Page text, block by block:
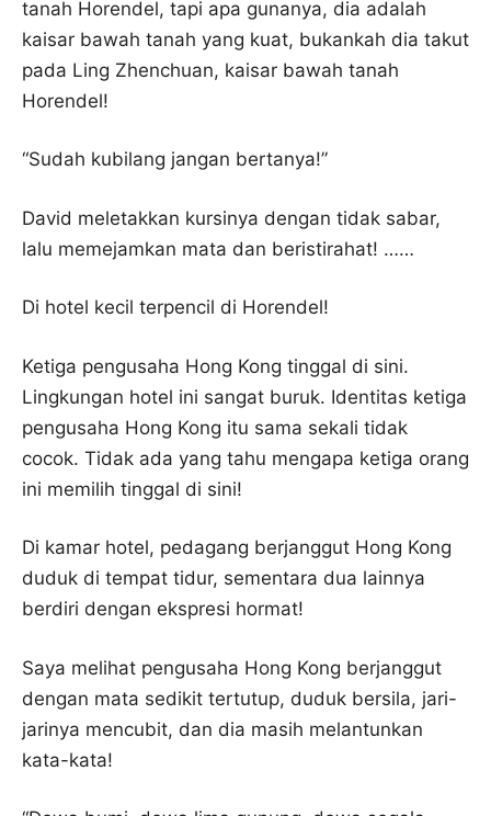
tanah Horendel, tapi apa gunanya, dia adalah
kaisar bawah tanah yang kuat, bukankah dia takut
pada Ling Zhenchuan, kaisar bawah tanah
Horendel!
“Sudah kubilang jangan bertanya!”
David meletakkan kursinya dengan tidak sabar,
lalu memejamkan mata dan beristirahat! ……
Di hotel kecil terpencil di Horendel!
Ketiga pengusaha Hong Kong tinggal di sini.
Lingkungan hotel ini sangat buruk. Identitas ketiga
pengusaha Hong Kong itu sama sekali tidak
cocok. Tidak ada yang tahu mengapa ketiga orang
ini memilih tinggal di sini!
Di kamar hotel, pedagang berjanggut Hong Kong
duduk di tempat tidur, sementara dua lainnya
berdiri dengan ekspresi hormat!
Saya melihat pengusaha Hong Kong berjanggut
dengan mata sedikit tertutup, duduk bersila, jari-
jarinya mencubit, dan dia masih melantunkan
kata-kata!